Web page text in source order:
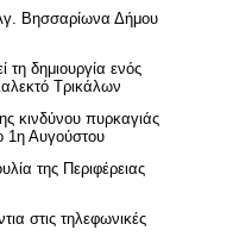
Βησσαρίωνα Δήμου
τη δημιουργία ενός
Τρικάλων
κινδύνου πυρκαγιάς
1η Αυγούστου
της Περιφέρειας
στις τηλεφωνικές